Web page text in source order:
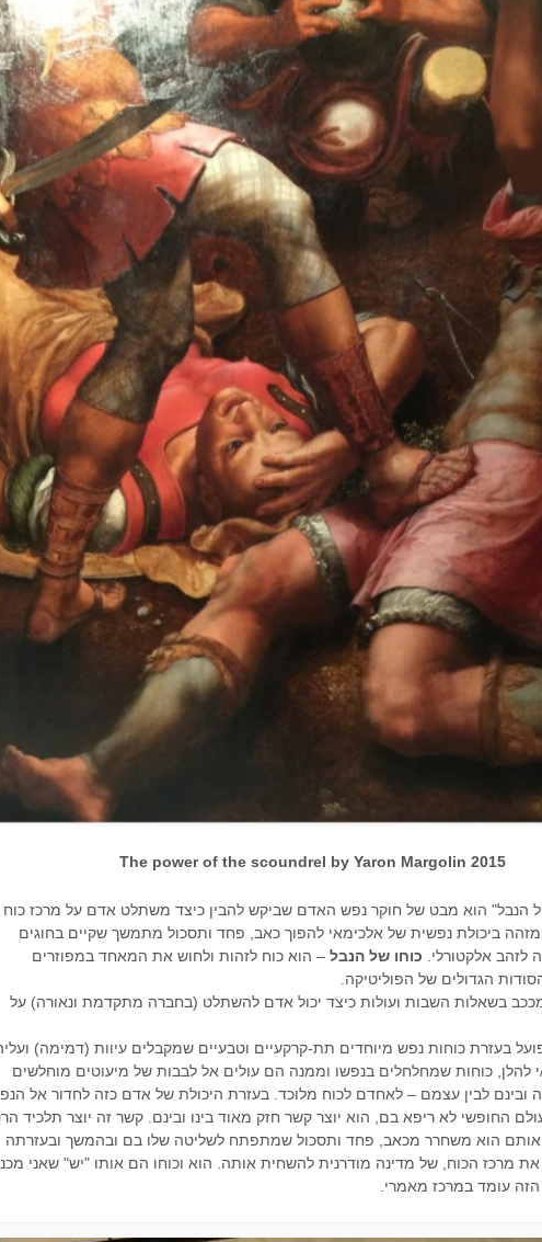
The power of the scoundrel by Yaron Margolin 2015
ל הנבל" הוא מבט של חוקר נפש האדם שביקש להבין כיצד משתלט אדם על מרכז כוח
מזהה ביכולת נפשית של אלכימאי להפוך כאב, פחד ותסכול מתמשך שקיים בחוגים
לזהב אלקטורלי. כוחו של הנבל – הוא כוח לזהות ולחוש את המאחד במפוזרים
הגדולים של הפוליטיקה.
בשאלות השבות ועולות כיצד יכול אדם להשתלט (בחברה מתקדמת ונאורה) על
בעזרת כוחות נפש מיוחדים תת-קרקעיים וטבעיים שמקבלים עיוות (דמימה)
להלן, כוחות שמחלחלים בנפשו וממנה הם עולים אל לבבות של מיעוטים מוחלשים
ובינם לבין עצמם – לאחדם לכוח מלוכד. בעזרת היכולת של אדם כזה לחדור אל
החופשי לא ריפא בם, הוא יוצר קשר חזק מאוד בינו ובינם. קשר זה יוצר תלכיד
ואותם הוא משחרר מכאב, פחד ותסכול שמתפתח לשליטה שלו בם ובהמשך ובעזרתה
את מרכז הכוח, של מדינה מודרנית להשחית אותה. הוא וכוחו הם אותו "יש" שאני
הזה עומד במרכז מאמרי.